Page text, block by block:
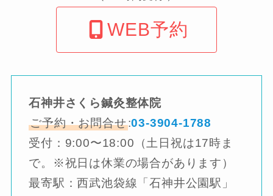
WEB予約
石神井さくら鍼灸整体院
ご予約・お問合せ:03-3904-1788
受付：9:00〜18:00（土日祝は17時ま
で。※祝日は休業の場合があります）
最寄駅：西武池袋線「石神井公園駅」